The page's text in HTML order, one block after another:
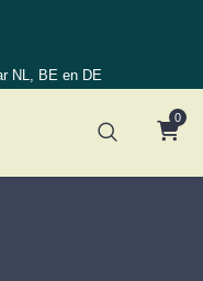
NL, BE en DE
0